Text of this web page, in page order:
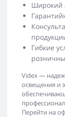
Широкий
Гибкие
Videx —
освещения и
Перейти на